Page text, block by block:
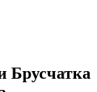
Брусчатка